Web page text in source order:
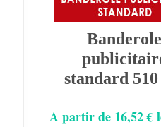
Banderole
standard
A partir de 16,52 €